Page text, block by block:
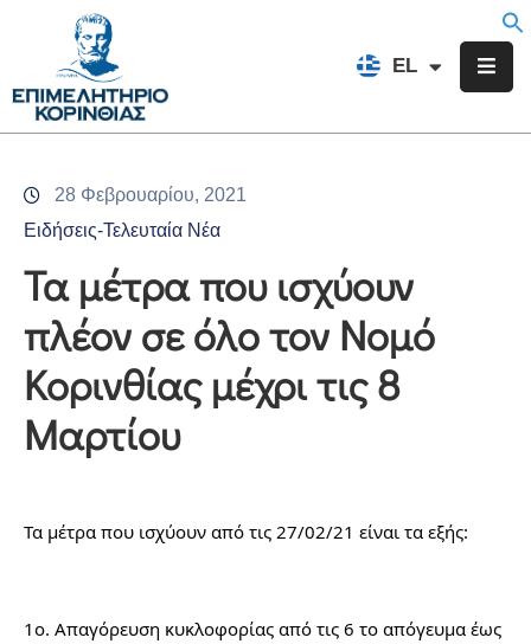
EL
FR
Επιμελητήριο
Υπηρεσίες
Προγράμματα
Δράσεις
Εκδηλώσεις
Επικοινωνία
28 Φεβρουαρίου, 2021
Ειδήσεις-Τελευταία Νέα
Τα μέτρα που ισχύουν
πλέον σε όλο τον Νομό
Κορινθίας μέχρι τις 8
Μαρτίου
Τα μέτρα που ισχύουν από τις 27/02/21 είναι τα εξής:
1ο. Απαγόρευση κυκλοφορίας από τις 6 το απόγευμα έως